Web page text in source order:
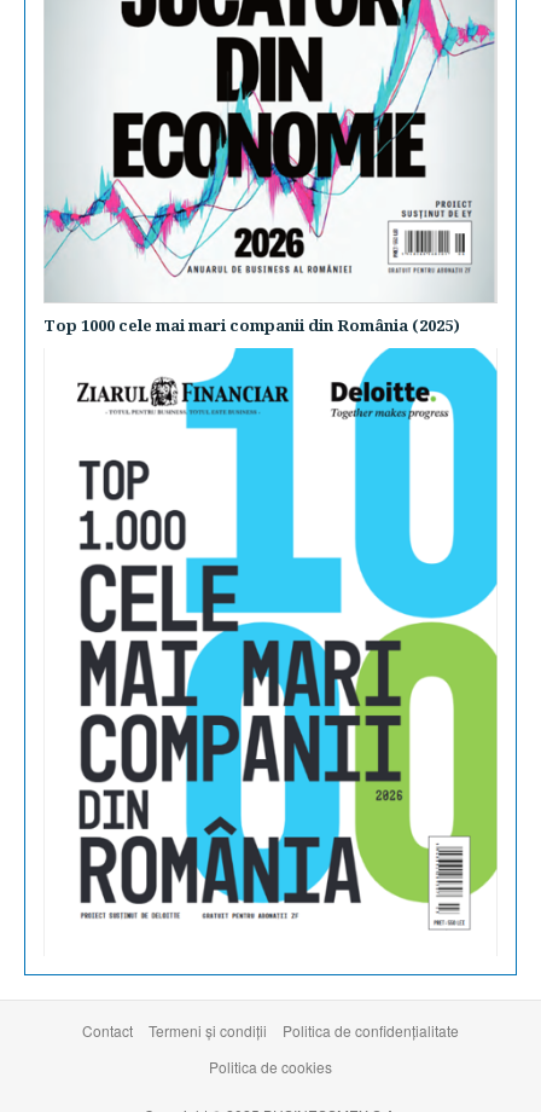
Top 1000 cele mai mari companii din România (2025)
Contact Termeni şi condiţii
Politica de confidențialitate
Politica de cookies